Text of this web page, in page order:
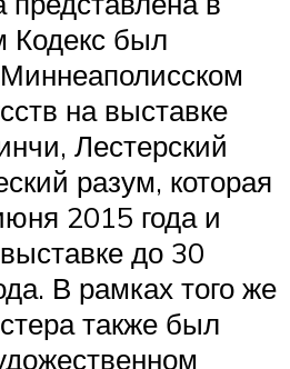
Кодекс был
на выставке
Лестерский
разум, которая
2015 года и
до 30
В рамках того же
также был